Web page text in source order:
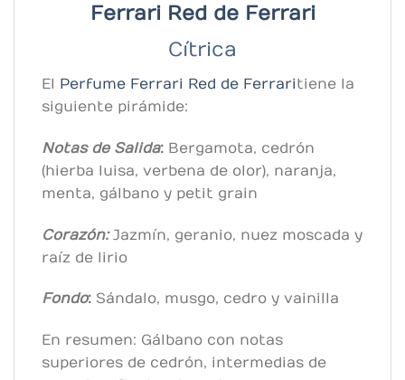
Ferrari Red de Ferrari
Cítrica
El Perfume Ferrari Red de Ferraritiene la
siguiente pirámide:
Notas de Salida: Bergamota, cedrón
(hierba luisa, verbena de olor), naranja,
menta, gálbano y petit grain
Corazón:Jazmín, geranio, nuez moscada y
raíz de lirio
Fondo: Sándalo, musgo, cedro y vainilla
En resumen: Gálbano con notas
superiores de cedrón, intermedias de